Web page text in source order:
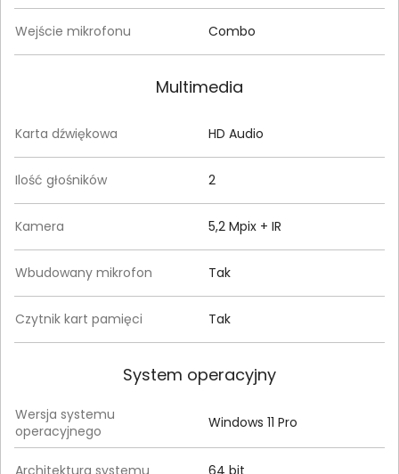
Wejście mikrofonu Combo
Multimedia
Karta dźwiękowa HD Audio
Ilość głośników 2
Kamera 5,2 Mpix + IR
Wbudowany mikrofon Tak
Czytnik kart pamięci Tak
System operacyjny
Wersja systemu
operacyjnego
Windows 11 Pro